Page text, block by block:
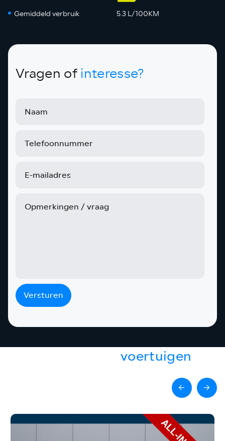
Gemiddeld verbruik 5.3 L/100KM
Vragen of interesse?
Versturen
voertuigen